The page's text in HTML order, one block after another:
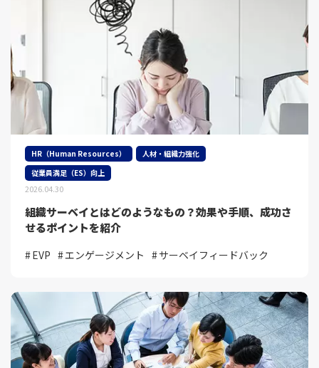
HR（Human Resources）
人材・組織力強化
従業員満足（ES）向上
2026.04.30
組織サーベイとはどのようなもの？効果や手順、成功さ
せるポイントを紹介
EVP エンゲージメント サーベイフィードバック